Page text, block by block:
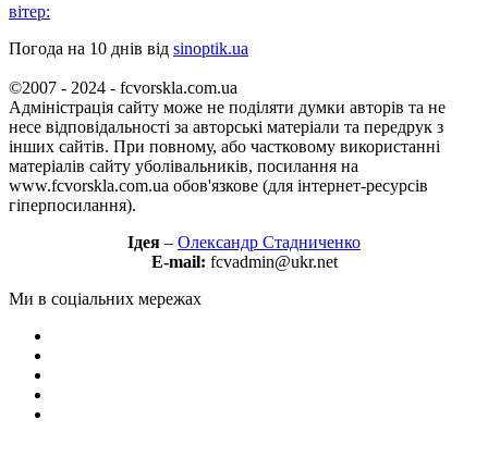
вітер:
Погода на 10 днів від sinoptik.ua
©2007 - 2024 - fcvorskla.com.ua
Адміністрація сайту може не поділяти думки авторів та не
несе відповідальності за авторські матеріали та передрук з
інших сайтів. При повному, або частковому використанні
матеріалів сайту уболівальників, посилання на
www.fcvorskla.com.ua обов'язкове (для інтернет-ресурсів
гіперпосилання).
Ідея – Олександр Стадниченко
E-mail: fcvadmin@ukr.net
Ми в соціальних мережах